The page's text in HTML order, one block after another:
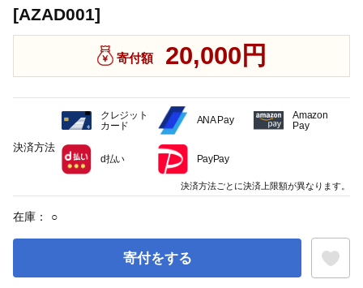
[AZAD001]
寄付額 20,000円
在庫： ○
寄付をする
決済方法
クレジット
カード
ANA Pay
Amazon
Pay
d払い PayPay
決済方法ごとに決済上限額が異なります。